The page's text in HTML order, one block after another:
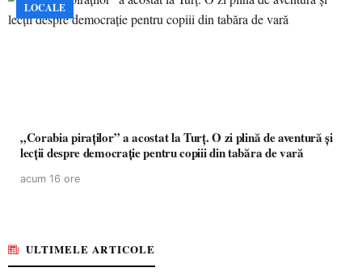
LOCALE
„Corabia piraților” a acostat la Turț. O zi plină de aventură și
lecții despre democrație pentru copiii din tabăra de vară
acum 16 ore
ULTIMELE ARTICOLE